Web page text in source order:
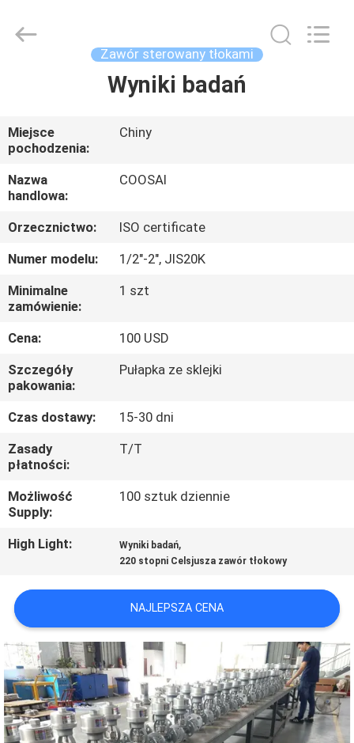
PRODUKTY
NAS
WYCIECZKA
PO
FABRYCE
KONTROLA
JAKOŚCI
SKONTAKTUJ
SIĘ
Z
NAMI
NOWOŚCI
POPROŚ
O
WYCENĘ
group.
Zawór sterowany tłokami
Wyniki badań
Miejsce
pochodzenia:
Chiny
Nazwa
handlowa:
COOSAI
Orzecznictwo:
ISO certificate
Numer modelu:
1/2"-2", JIS20K
Minimalne
zamówienie:
1 szt
Cena:
100 USD
Szczegóły
pakowania:
Pułapka ze sklejki
Czas dostawy:
15-30 dni
Zasady
płatności:
T/T
Możliwość
Supply:
100 sztuk dziennie
High Light: Wyniki badań,
220 stopni Celsjusza zawór tłokowy
NAJLEPSZA CENA